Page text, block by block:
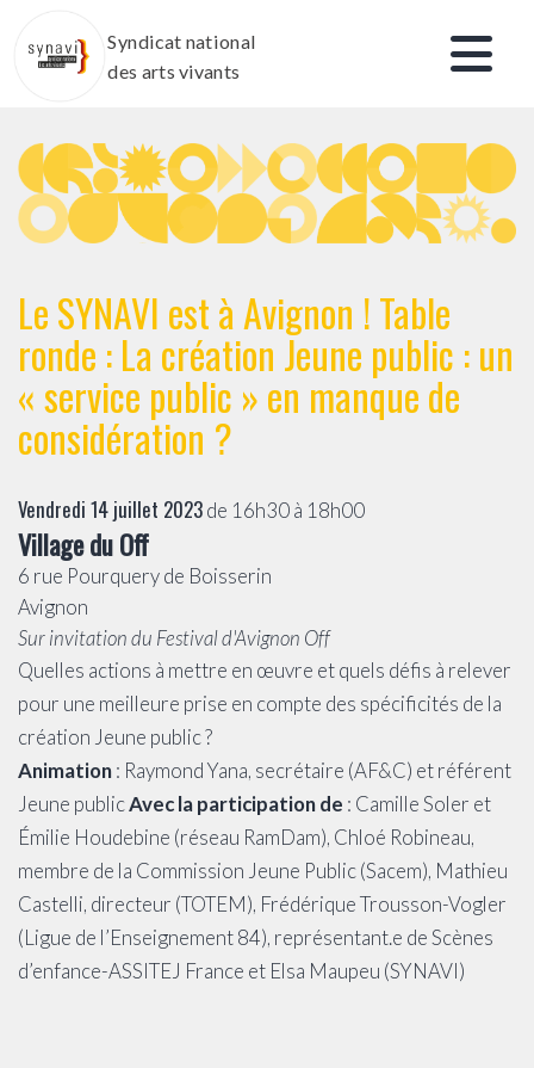
contenu
Syndicat national
des arts vivants
Le SYNAVI est à Avignon ! Table
ronde : La création Jeune public : un
« service public » en manque de
considération ?
Vendredi 14 juillet 2023de 16h30 à 18h00
Village du Off
6 rue Pourquery de Boisserin
Avignon
Sur invitation du Festival d'Avignon Off
Quelles actions à mettre en œuvre et quels défis à relever
pour une meilleure prise en compte des spécificités de la
création Jeune public ?
Animation: Raymond Yana, secrétaire (AF&C) et référent
Jeune publicAvec la participation de : Camille Soler et
Émilie Houdebine (réseau RamDam), Chloé Robineau,
membre de la Commission Jeune Public (Sacem), Mathieu
Castelli, directeur (TOTEM), Frédérique Trousson-Vogler
(Ligue de l’Enseignement 84), représentant.e de Scènes
d’enfance-ASSITEJ France et Elsa Maupeu (SYNAVI)